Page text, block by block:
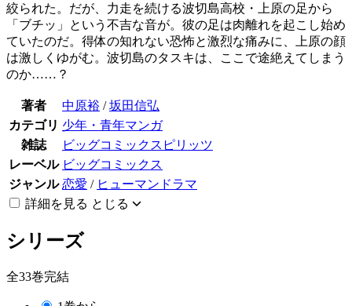
絞られた。だが、力走を続ける波切島高校・上原の足から
「ブチッ」という不吉な音が。彼の足は肉離れを起こし始め
ていたのだ。得体の知れない恐怖と激烈な痛みに、上原の顔
は激しくゆがむ。波切島のタスキは、ここで途絶えてしまう
のか……？
著者 中原裕 /坂田信弘
カテゴリ 少年・青年マンガ
雑誌
ビッグコミックスピリッツ
レーベル ビッグコミックス
ジャンル 恋愛 / ヒューマンドラマ
詳細を見る とじる
シリーズ
全33巻完結